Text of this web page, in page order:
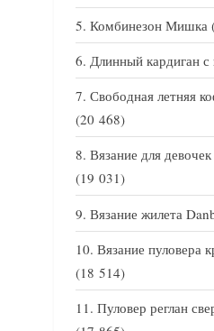
Комбинезон Мишка
Длинный кардиган с
Свободная летняя
(20 468)
Вязание для
(19 031)
Вязание жилета
Вязание пуловера
(18 514)
Пуловер реглан